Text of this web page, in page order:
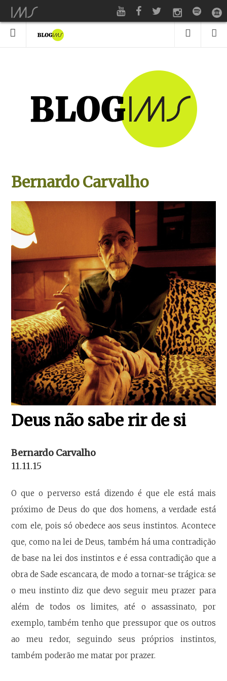
Bernardo Carvalho
Deus não sabe rir de si
Bernardo Carvalho
11.11.15
O que o perverso está dizendo é que ele está mais
próximo de Deus do que dos homens, a verdade está
com ele, pois só obedece aos seus instintos. Acontece
que, como na lei de Deus, também há uma contradição
de base na lei dos instintos e é essa contradição que a
obra de Sade escancara, de modo a tornar-se trágica: se
o meu instinto diz que devo seguir meu prazer para
além de todos os limites, até o assassinato, por
exemplo, também tenho que pressupor que os outros
ao meu redor, seguindo seus próprios instintos,
também poderão me matar por prazer.